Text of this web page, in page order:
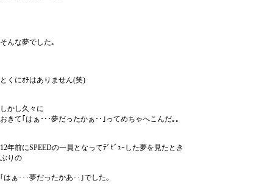
そんな夢でした｡
とくにｵﾁはありません(笑)
しかし久々に
おきて｢はぁ･･･夢だったかぁ･･｣ってめちゃへこんだ｡｡
12年前にSPEEDの一員となってﾃﾞﾋﾞｭｰした夢を見たとき
ぶりの
｢はぁ･･･夢だったかあ･･｣でした｡